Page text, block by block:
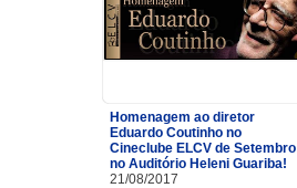
Homenagem ao diretor
Eduardo Coutinho no
Cineclube ELCV de Setembro
no Auditório Heleni Guariba!
21/08/2017